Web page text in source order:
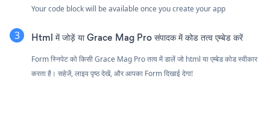
Your code block will be available once you create your app
Html में जोड़ें या Grace Mag Pro संपादक में कोड तत्व एम्बेड करें
Form स्निपेट को किसी Grace Mag Pro तत्व में डालें जो html या एम्बेड कोड स्वीकार
करता है। सहेजें, लाइव पृष्ठ देखें, और आपका Form दिखाई देगा!